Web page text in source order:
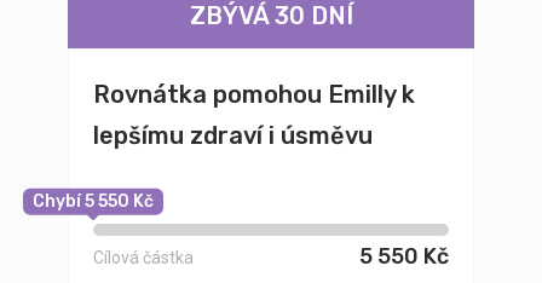
ZBÝVÁ 30 DNÍ
Rovnátka pomohou Emilly k
lepšímu zdraví i úsměvu
Chybí 5 550 Kč
Cílová částka 5 550 Kč